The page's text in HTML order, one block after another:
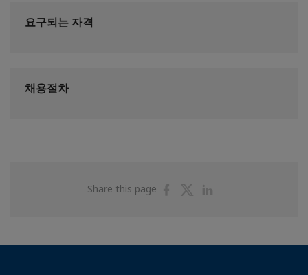
요구되는 자격
채용절차
Share this page
ShareShare